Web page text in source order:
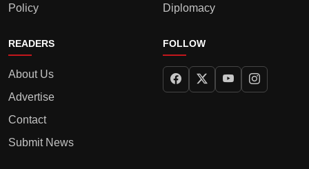
Policy
Diplomacy
READERS
About Us
Advertise
Contact
Submit News
FOLLOW